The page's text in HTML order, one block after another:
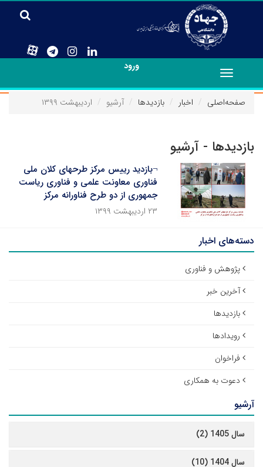
ورود
Toggle
navigation
صفحه‌اصلی
اخبار بازدیدها آرشیو اردیبهشت ۱۳۹۹
بازدیدها - آرشیو
¬بازدید رییس مرکز طرحهای کلان ملی
فناوری معاونت علمی و فناوری ریاست
جمهوری از دو طرح فناورانه مرکز
۲۳ اردیبهشت ۱۳۹۹
دسته‌های اخبار
پژوهش و فناوری
آخرین خبر
بازدیدها
رویدادها
فراخوان
دعوت به همکاری
آرشیو
سال 1405 (2)
سال 1404 (10)